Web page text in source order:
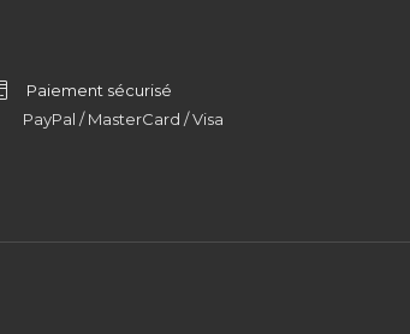
Paiement sécurisé
PayPal / MasterCard / Visa